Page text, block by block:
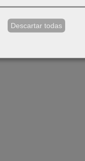
Descartar todas